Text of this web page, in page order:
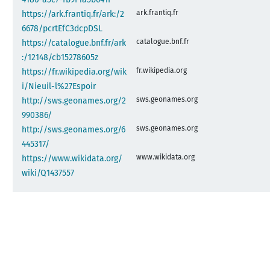
https://ark.frantiq.fr/ark:/2
6678/pcrtEfC3dcpDSL
ark.frantiq.fr
https://catalogue.bnf.fr/ark
:/12148/cb15278605z
catalogue.bnf.fr
https://fr.wikipedia.org/wik
i/Nieuil-l%27Espoir
fr.wikipedia.org
http://sws.geonames.org/2
990386/
sws.geonames.org
http://sws.geonames.org/6
445317/
sws.geonames.org
https://www.wikidata.org/
wiki/Q1437557
www.wikidata.org